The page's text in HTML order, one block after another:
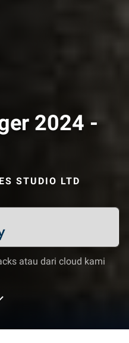
2024 -
STUDIO LTD
atau dari cloud kami